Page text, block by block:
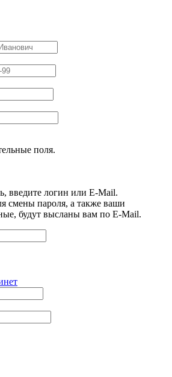
поля.
введите логин или E-Mail.
смены пароля, а также ваши
будут высланы вам по E-Mail.